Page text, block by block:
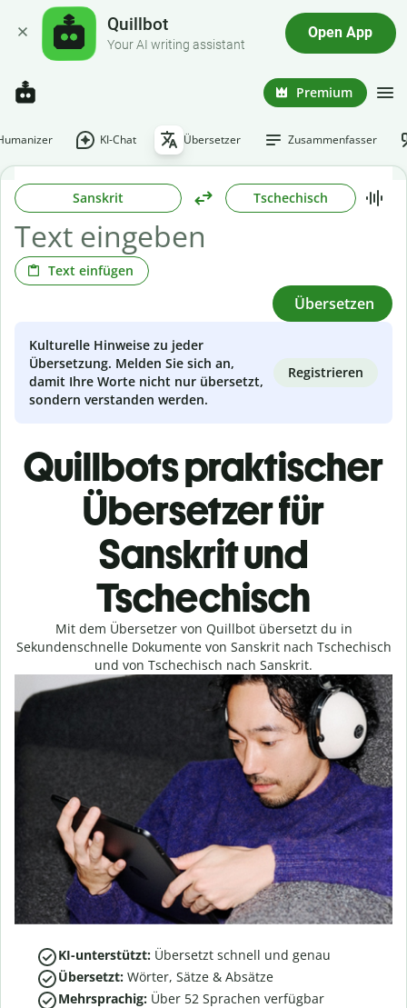
Quillbot
Your AI writing assistant
Open App
Premium
KI-Chat Übersetzer Zusammenfasser
Sanskrit Tschechisch
Text einfügen
Übersetzen
Kulturelle Hinweise zu jeder
Übersetzung. Melden Sie sich an,
damit Ihre Worte nicht nur übersetzt,
sondern verstanden werden.
Registrieren
Quillbots praktischer
Übersetzer für
Sanskrit und
Tschechisch
Mit dem Übersetzer von Quillbot übersetzt du in
Sekundenschnelle Dokumente von Sanskrit nach Tschechisch
und von Tschechisch nach Sanskrit.
KI-unterstützt: Übersetzt schnell und genau
Übersetzt: Wörter, Sätze & Absätze
Mehrsprachig: Über 52 Sprachen verfügbar